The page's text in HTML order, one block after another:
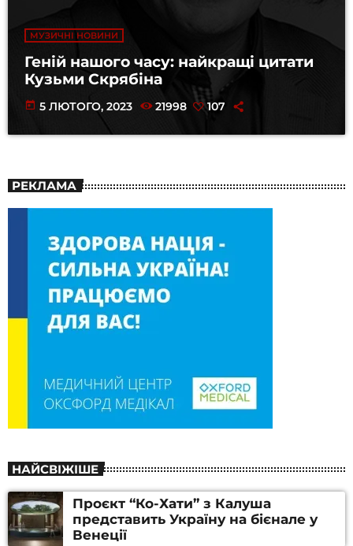
МУЗИЧНІ НОВИНИ
Геній нашого часу: найкращі цитати
Кузьми Скрябіна
today 5 ЛЮТОГО, 2023 21998 107
РЕКЛАМА
НАЙСВІЖІШЕ
Проєкт “Ко-Хати” з Калуша
представить Україну на бієнале у
Венеції